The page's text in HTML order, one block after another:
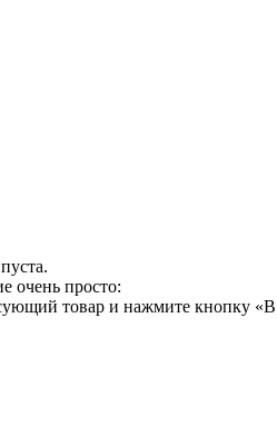
очень просто:
товар и нажмите кнопку «В